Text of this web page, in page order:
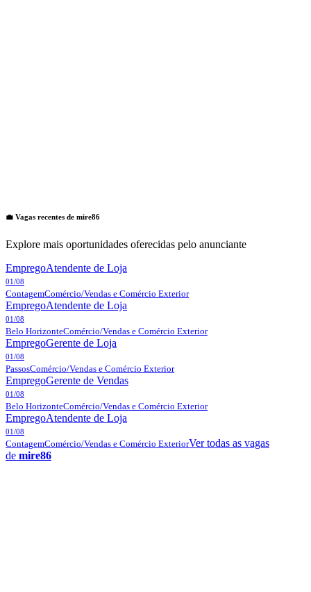
💼 Vagas recentes de mire86
Explore mais oportunidades oferecidas pelo anunciante
EmpregoAtendente de Loja
01/08
ContagemComércio/Vendas e Comércio Exterior
EmpregoAtendente de Loja
01/08
Belo HorizonteComércio/Vendas e Comércio Exterior
EmpregoGerente de Loja
01/08
PassosComércio/Vendas e Comércio Exterior
EmpregoGerente de Vendas
01/08
Belo HorizonteComércio/Vendas e Comércio Exterior
EmpregoAtendente de Loja
01/08
ContagemComércio/Vendas e Comércio ExteriorVer todas as vagas
de mire86